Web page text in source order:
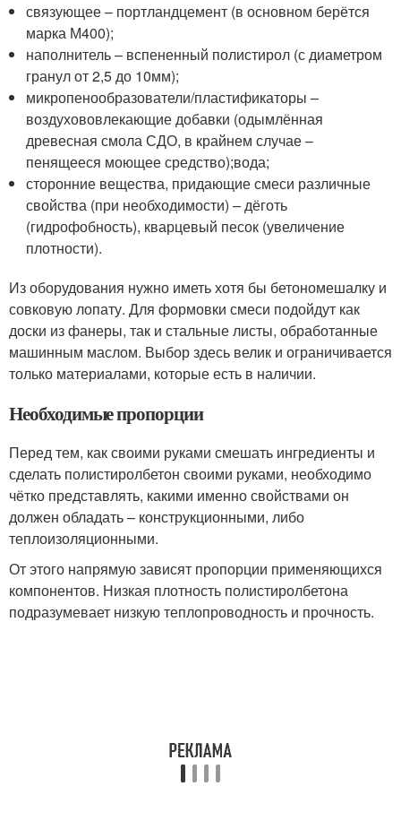
связующее – портландцемент (в основном берётся
марка М400);
наполнитель – вспененный полистирол (с диаметром
гранул от 2,5 до 10мм);
микропенообразователи/пластификаторы –
воздухововлекающие добавки (одымлённая
древесная смола СДО, в крайнем случае –
пенящееся моющее средство);вода;
сторонние вещества, придающие смеси различные
свойства (при необходимости) – дёготь
(гидрофобность), кварцевый песок (увеличение
плотности).
Из оборудования нужно иметь хотя бы бетономешалку и
совковую лопату. Для формовки смеси подойдут как
доски из фанеры, так и стальные листы, обработанные
машинным маслом. Выбор здесь велик и ограничивается
только материалами, которые есть в наличии.
Необходимые пропорции
Перед тем, как своими руками смешать ингредиенты и
сделать полистиролбетон своими руками, необходимо
чётко представлять, какими именно свойствами он
должен обладать – конструкционными, либо
теплоизоляционными.
От этого напрямую зависят пропорции применяющихся
компонентов. Низкая плотность полистиролбетона
подразумевает низкую теплопроводность и прочность.